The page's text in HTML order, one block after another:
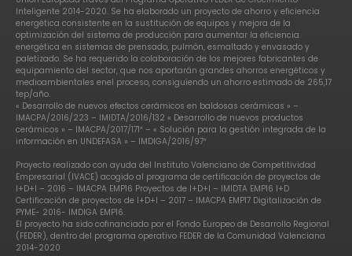
Inteligente 2014-2020. Se ha elaborado un proyecto de ahorro y eficiencia
energética consistente en la sustitución de equipos y mejora de la
optimización del sistema de producción para aumentar la eficiencia
energética en sistemas de prensado, pulmón, esmaltado y envasado y
paletizado. Se ha requerido la colaboración de los mejores fabricantes de
equipamiento del sector, que nos aportarán grandes ahorros energéticos y
medioambientales enel proceso, consiguiendo un ahorro estimado de 265,17
tep/año.
« Desarrollo de nuevos efectos cerámicos en baldosas cerámicas » –
IMACPA/2016/223 – IMIDTA/2016/132 « Desarrollo de nuevos productos
cerámicos » – IMACPA/2017/171″ – « Solución para la gestión integrada de la
información en UNDEFASA » – IMDIGA/2016/97″
Proyecto realizado con ayuda del Instituto Valenciano de Competitividad
Empresarial (IVACE) acogido al programa de certificación de proyectos de
I+D+I – 2016 – IMACPA EMP16 Proyectos de I+D+I – IMIDTA EMP16 I+D
Certificación de proyectos de I+D+I – 2017 – IMACPA EMP17 Digitalización de
PYME- 2016- IMDIGA EMP16.
El proyecto ha sido cofinanciado por el Fondo Europeo de Desarrollo Regional
(FEDER), dentro del programa operativo FEDER de la Comunidad Valenciana
2014-2020